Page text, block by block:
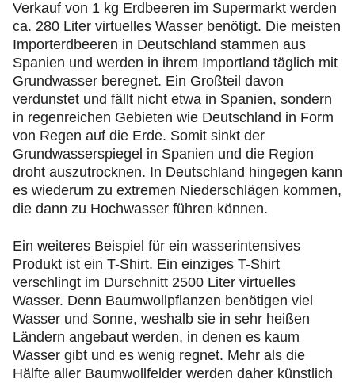
Verkauf von 1 kg Erdbeeren im Supermarkt werden
ca. 280 Liter virtuelles Wasser benötigt. Die meisten
Importerdbeeren in Deutschland stammen aus
Spanien und werden in ihrem Importland täglich mit
Grundwasser beregnet. Ein Großteil davon
verdunstet und fällt nicht etwa in Spanien, sondern
in regenreichen Gebieten wie Deutschland in Form
von Regen auf die Erde. Somit sinkt der
Grundwasserspiegel in Spanien und die Region
droht auszutrocknen. In Deutschland hingegen kann
es wiederum zu extremen Niederschlägen kommen,
die dann zu Hochwasser führen können.
Ein weiteres Beispiel für ein wasserintensives
Produkt ist ein T-Shirt. Ein einziges T-Shirt
verschlingt im Durschnitt 2500 Liter virtuelles
Wasser. Denn Baumwollpflanzen benötigen viel
Wasser und Sonne, weshalb sie in sehr heißen
Ländern angebaut werden, in denen es kaum
Wasser gibt und es wenig regnet. Mehr als die
Hälfte aller Baumwollfelder werden daher künstlich